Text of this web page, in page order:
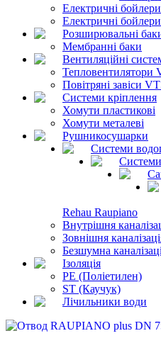
Електричні
Електричні
Розширювальні
Мембранні баки
Вентиляційні
Тепловентилятори
Повітряні завіси
Системи кріплення
Хомути пластикові
Хомути металеві
Рушникосушарки
Системи
Системи
Rehau Raupiano
Внутрішня
Зовнішня
Безшумна
Ізоляція
PE (Поліетилен)
ST (Каучук)
Лічильники води